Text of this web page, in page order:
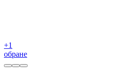
+1
обране